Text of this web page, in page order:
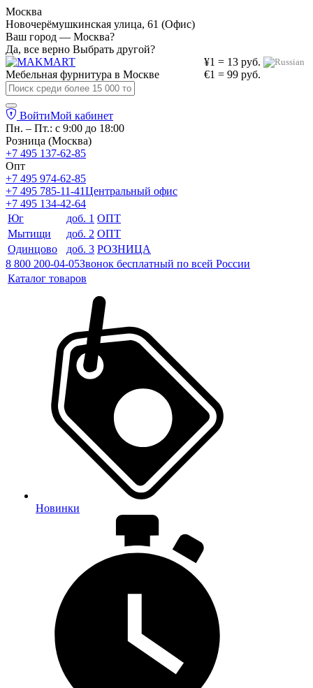
Москва
Новочерёмушкинская улица, 61 (Офис)
Ваш город — Москва?
Да, все верно Выбрать другой?
¥1 = 13 руб.
€1 = 99 руб.
Мебельная фурнитура в Москве
ВойтиМой кабинет
Пн. – Пт.: с 9:00 до 18:00
Розница (Москва)
+7 495 137-62-85
Опт
+7 495 974-62-85
+7 495 785-11-41Центральный офис
+7 495 134-42-64
Юг
доб. 1 ОПТ
Мытищи
доб. 2 ОПТ
Одинцово
доб. 3 РОЗНИЦА
8 800 200-04-05Звонок бесплатный по всей России
Каталог товаров
Новинки